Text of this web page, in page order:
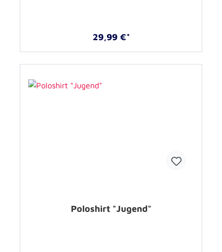
29,99 €*
Poloshirt "Jugend"